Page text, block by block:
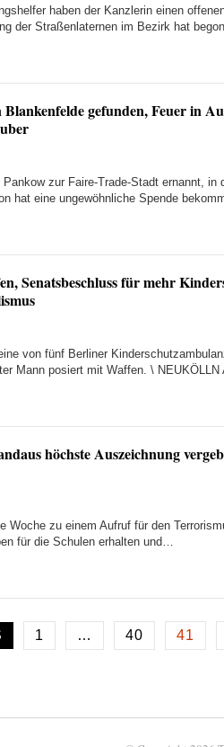
haben der Kanzlerin einen
der Straßenlaternen im Bezirk hat
Blankenfelde gefunden, Feuer in
zur Faire-Trade-Stadt ernannt, in
hat eine ungewöhnliche Spende
Senatsbeschluss für mehr
von fünf Berliner
Mann posiert mit Waffen. \
höchste Auszeichnung
Woche zu einem Aufruf für den
für die Schulen erhalten und…
1 … 40 41